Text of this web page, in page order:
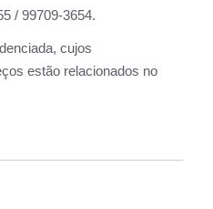
/ 99709-3654.
cujos
estão relacionados no